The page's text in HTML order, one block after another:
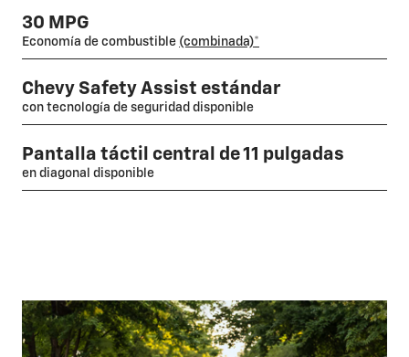
30 MPG
Economía de combustible (combinada)*
Chevy Safety Assist estándar
con tecnología de seguridad disponible
Pantalla táctil central de 11 pulgadas
en diagonal disponible